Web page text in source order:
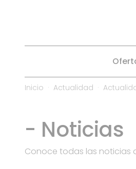
Inicio Actualidad
- Noticias
Conoce todas las noticias